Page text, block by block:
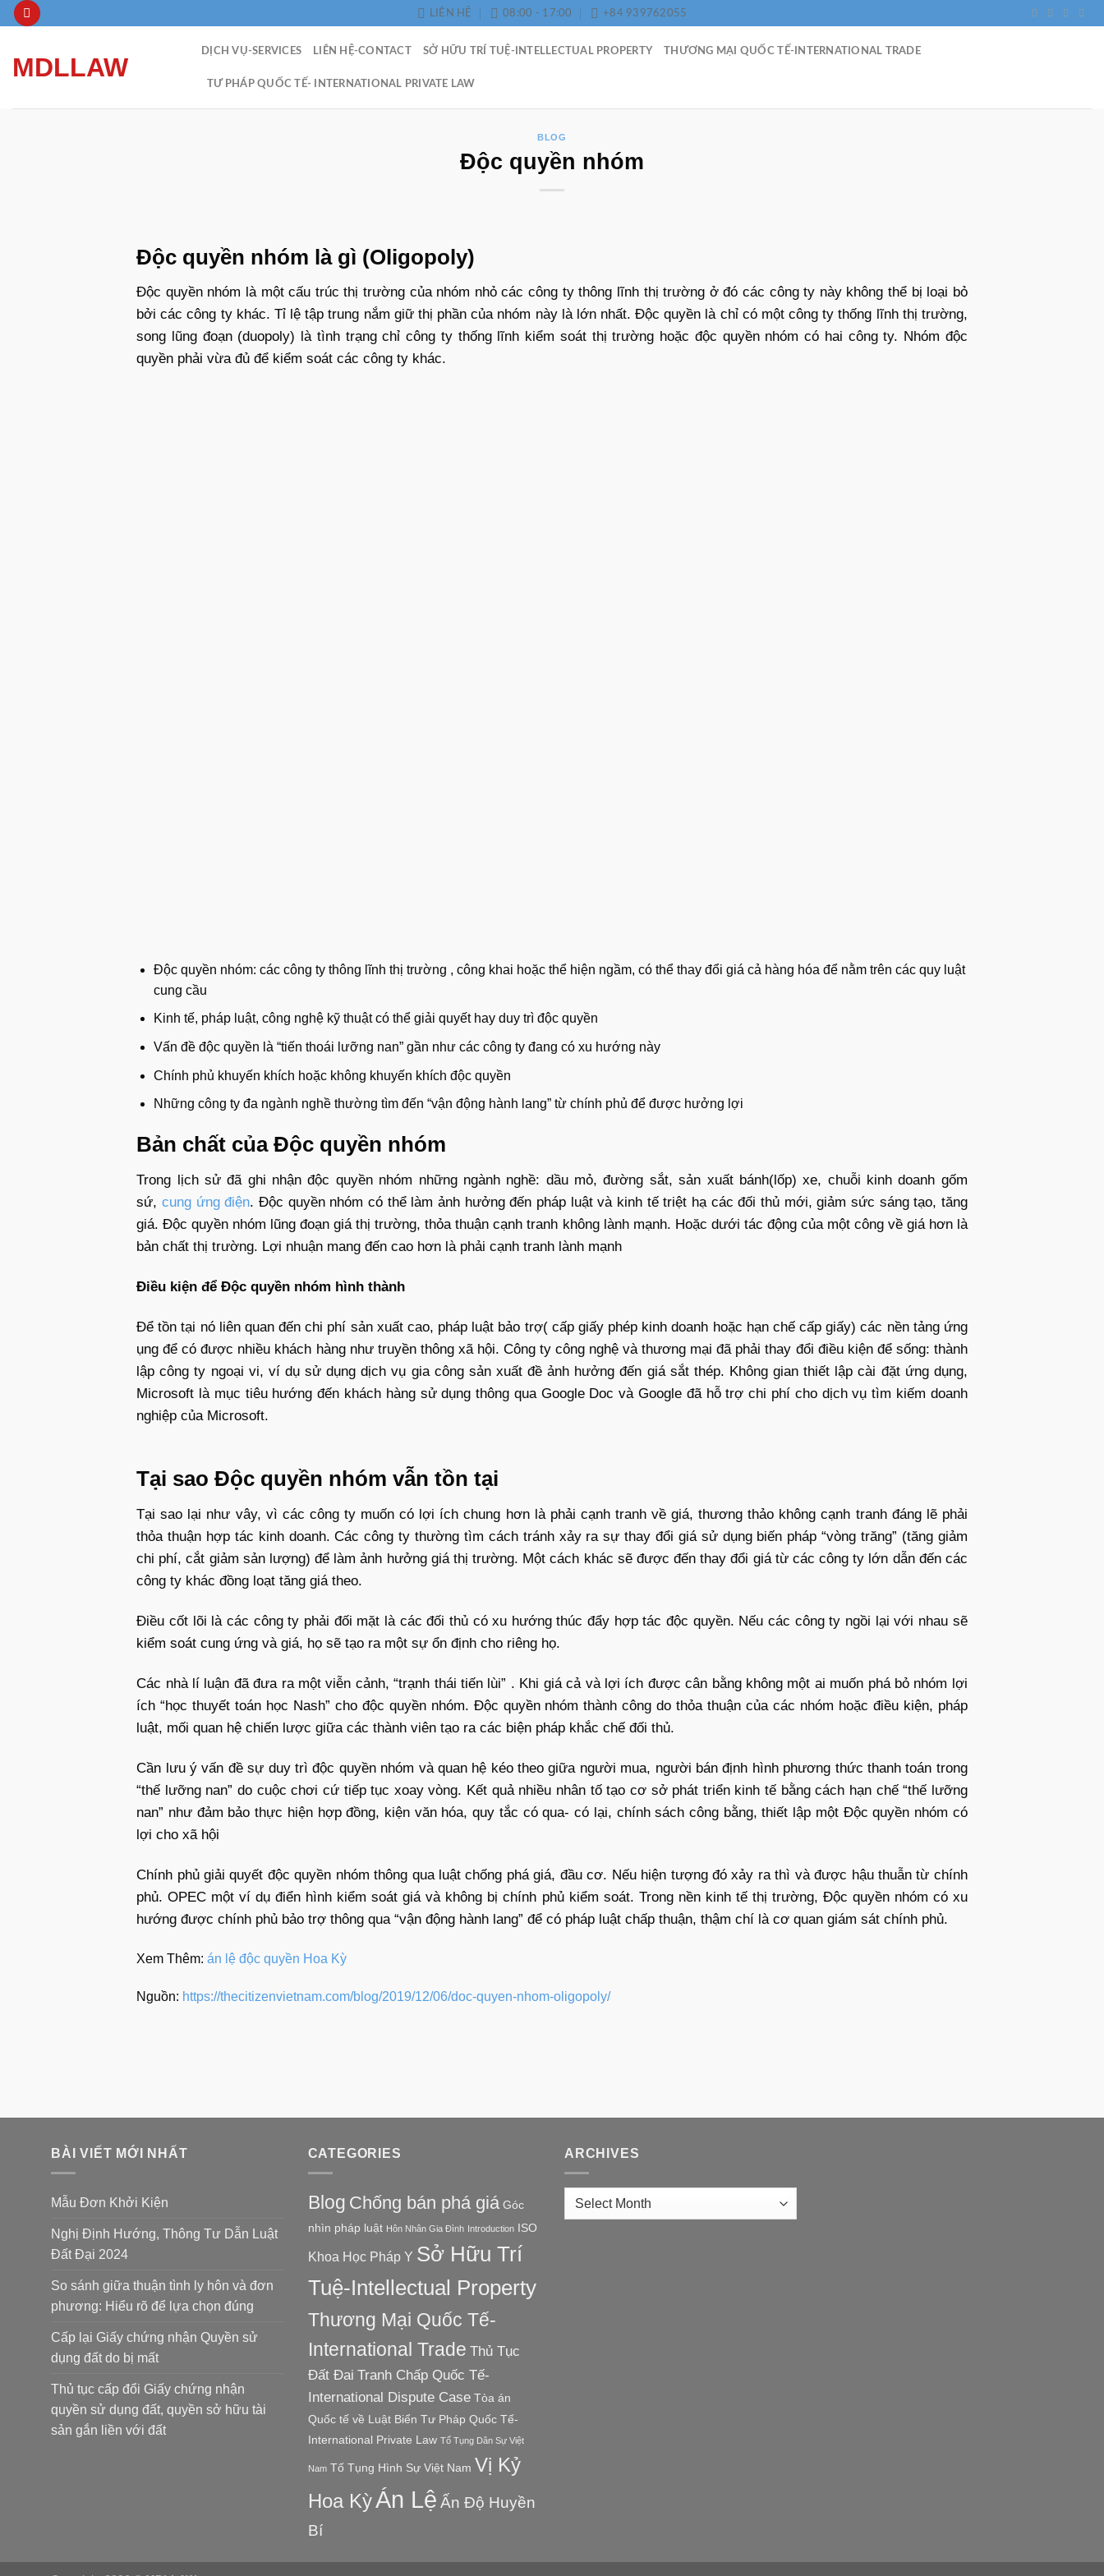
Skip
to
LIÊN HỆ 08:00 - 17:00 +84 939762055
MDLLAW
DỊCH VỤ-SERVICES LIÊN HỆ-CONTACT SỞ HỮU TRÍ TUỆ-INTELLECTUAL PROPERTY THƯƠNG MẠI QUỐC TẾ-INTERNATIONAL TRADE
TƯ PHÁP QUỐC TẾ- INTERNATIONAL PRIVATE LAW
BLOG
Độc quyền nhóm
Độc quyền nhóm là gì (Oligopoly)
Độc quyền nhóm là một cấu trúc thị trường của nhóm nhỏ các công ty thông lĩnh thị trường ở đó các công ty này không thể bị loại bỏ
bởi các công ty khác. Tỉ lệ tập trung nắm giữ thị phần của nhóm này là lớn nhất. Độc quyền là chỉ có một công ty thống lĩnh thị trường,
song lũng đoạn (duopoly) là tình trạng chỉ công ty thống lĩnh kiểm soát thị trường hoặc độc quyền nhóm có hai công ty. Nhóm độc
quyền phải vừa đủ để kiểm soát các công ty khác.
Độc quyền nhóm: các công ty thông lĩnh thị trường , công khai hoặc thể hiện ngầm, có thể thay đổi giá cả hàng hóa để nằm trên các quy luật
cung cầu
Kinh tế, pháp luật, công nghệ kỹ thuật có thể giải quyết hay duy trì độc quyền
Vấn đề độc quyền là “tiến thoái lưỡng nan” gần như các công ty đang có xu hướng này
Chính phủ khuyến khích hoặc không khuyến khích độc quyền
Những công ty đa ngành nghề thường tìm đến “vận động hành lang” từ chính phủ để được hưởng lợi
Bản chất của Độc quyền nhóm
Trong lịch sử đã ghi nhận độc quyền nhóm những ngành nghề: dầu mỏ, đường sắt, sản xuất bánh(lốp) xe, chuỗi kinh doanh gốm
sứ, cung ứng điện. Độc quyền nhóm có thể làm ảnh hưởng đến pháp luật và kinh tế triệt hạ các đối thủ mới, giảm sức sáng tạo, tăng
giá. Độc quyền nhóm lũng đoạn giá thị trường, thỏa thuận cạnh tranh không lành mạnh. Hoặc dưới tác động của một công về giá hơn là
bản chất thị trường. Lợi nhuận mang đến cao hơn là phải cạnh tranh lành mạnh
Điều kiện để Độc quyền nhóm hình thành
Để tồn tại nó liên quan đến chi phí sản xuất cao, pháp luật bảo trợ( cấp giấy phép kinh doanh hoặc hạn chế cấp giấy) các nền tảng ứng
ụng để có được nhiều khách hàng như truyền thông xã hội. Công ty công nghệ và thương mại đã phải thay đổi điều kiện để sống: thành
lập công ty ngoại vi, ví dụ sử dụng dịch vụ gia công sản xuất đề ảnh hưởng đến giá sắt thép. Không gian thiết lập cài đặt ứng dụng,
Microsoft là mục tiêu hướng đến khách hàng sử dụng thông qua Google Doc và Google đã hỗ trợ chi phí cho dịch vụ tìm kiếm doanh
nghiệp của Microsoft.
Tại sao Độc quyền nhóm vẫn tồn tại
Tại sao lại như vây, vì các công ty muốn có lợi ích chung hơn là phải cạnh tranh về giá, thương thảo không cạnh tranh đáng lẽ phải
thỏa thuận hợp tác kinh doanh. Các công ty thường tìm cách tránh xảy ra sự thay đổi giá sử dụng biến pháp “vòng trăng” (tăng giảm
chi phí, cắt giảm sản lượng) để làm ảnh hưởng giá thị trường. Một cách khác sẽ được đến thay đổi giá từ các công ty lớn dẫn đến các
công ty khác đồng loạt tăng giá theo.
Điều cốt lõi là các công ty phải đối mặt là các đối thủ có xu hướng thúc đẩy hợp tác độc quyền. Nếu các công ty ngồi lại với nhau sẽ
kiểm soát cung ứng và giá, họ sẽ tạo ra một sự ổn định cho riêng họ.
Các nhà lí luận đã đưa ra một viễn cảnh, “trạnh thái tiến lùi” . Khi giá cả và lợi ích được cân bằng không một ai muốn phá bỏ nhóm lợi
ích “học thuyết toán học Nash” cho độc quyền nhóm. Độc quyền nhóm thành công do thỏa thuận của các nhóm hoặc điều kiện, pháp
luật, mối quan hệ chiến lược giữa các thành viên tạo ra các biện pháp khắc chế đối thủ.
Cần lưu ý vấn đề sự duy trì độc quyền nhóm và quan hệ kéo theo giữa người mua, người bán định hình phương thức thanh toán trong
“thế lưỡng nan” do cuộc chơi cứ tiếp tục xoay vòng. Kết quả nhiều nhân tố tạo cơ sở phát triển kinh tế bằng cách hạn chế “thế lưỡng
nan” như đảm bảo thực hiện hợp đồng, kiện văn hóa, quy tắc có qua- có lại, chính sách công bằng, thiết lập một Độc quyền nhóm có
lợi cho xã hội
Chính phủ giải quyết độc quyền nhóm thông qua luật chống phá giá, đầu cơ. Nếu hiện tượng đó xảy ra thì và được hậu thuẫn từ chính
phủ. OPEC một ví dụ điển hình kiểm soát giá và không bị chính phủ kiểm soát. Trong nền kinh tế thị trường, Độc quyền nhóm có xu
hướng được chính phủ bảo trợ thông qua “vận động hành lang” để có pháp luật chấp thuận, thậm chí là cơ quan giám sát chính phủ.
Xem Thêm:án lệ độc quyền Hoa Kỳ
Nguồn: https://thecitizenvietnam.com/blog/2019/12/06/doc-quyen-nhom-oligopoly/
BÀI VIẾT MỚI NHẤT
Mẫu Đơn Khởi Kiện
Nghị Định Hướng, Thông Tư Dẫn Luật
Đất Đại 2024
So sánh giữa thuận tình ly hôn và đơn
phương: Hiểu rõ để lựa chọn đúng
Cấp lại Giấy chứng nhận Quyền sử
dụng đất do bị mất
Thủ tục cấp đổi Giấy chứng nhận
quyền sử dụng đất, quyền sở hữu tài
sản gắn liền với đất
CATEGORIES
Blog Chống bán phá giá Góc
nhìn pháp luật Hôn Nhân Gia Đình Introduction ISO
Khoa Học Pháp Y Sở Hữu Trí
Tuệ-Intellectual Property
Thương Mại Quốc Tế-
International Trade Thủ Tục
Đất Đai Tranh Chấp Quốc Tế-
International Dispute Case Tòa án
Quốc tế về Luật Biển Tư Pháp Quốc Tế-
International Private Law Tố Tụng Dân Sự Việt
Nam Tố Tụng Hình Sự Việt Nam Vị Kỷ
Hoa KỳÁn Lệ Ấn Độ Huyền
Bí
ARCHIVES
Archives